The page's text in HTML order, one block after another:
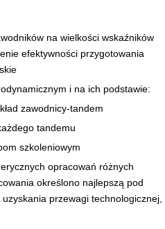
na wielkości wskaźników
efektywności przygotowania
i na ich podstawie:
zawodnicy-tandem
tandemu
szkoleniowym
opracowań różnych
określono najlepszą pod
przewagi technologicznej,